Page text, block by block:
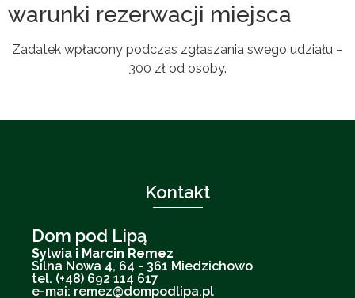
warunki rezerwacji miejsca
Zadatek wpłacony podczas zgłaszania swego udziału –
300 zł od osoby.
Kontakt
Dom pod Lipą
Sylwia i Marcin Remez
Silna Nowa 4, 64 - 361 Miedzichowo
tel. (+48) 692 114 617
e-mai: remez@dompodlipa.pl